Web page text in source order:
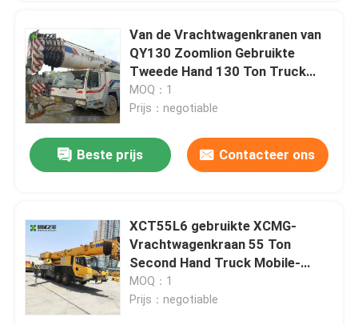
Van de Vrachtwagenkranen van
QY130 Zoomlion Gebruikte
Tweede Hand 130 Ton Truck
Mobile Crane
MOQ：1
Prijs：negotiable
Beste prijs Contacteer ons
XCT55L6 gebruikte XCMG-
Vrachtwagenkraan 55 Ton
Second Hand Truck Mobile-
Kraan
MOQ：1
Prijs：negotiable